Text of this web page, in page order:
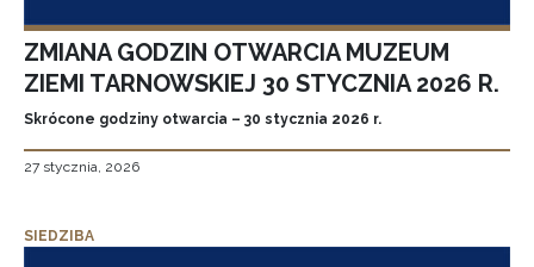
ZMIANA GODZIN OTWARCIA MUZEUM
ZIEMI TARNOWSKIEJ 30 STYCZNIA 2026 R.
Skrócone godziny otwarcia – 30 stycznia 2026 r.
27 stycznia, 2026
SIEDZIBA